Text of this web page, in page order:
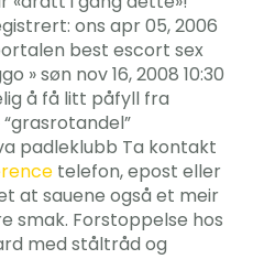
ons apr 05, 2006
best escort sex
» søn nov 16, 2008 10:30
å få litt påfyll fra
padleklubb Ta kontakt
telefon, epost eller
at sauene også et meir
smak. Forstoppelse hos
med ståltråd og